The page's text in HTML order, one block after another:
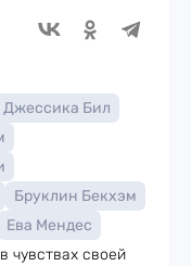
Джессика Бил
Бруклин Бекхэм
Ева Мендес
чувствах своей